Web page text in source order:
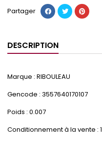
Partager
DESCRIPTION
Marque : RIBOULEAU
Gencode : 3557640170107
Poids : 0.007
Conditionnement à la vente : 1